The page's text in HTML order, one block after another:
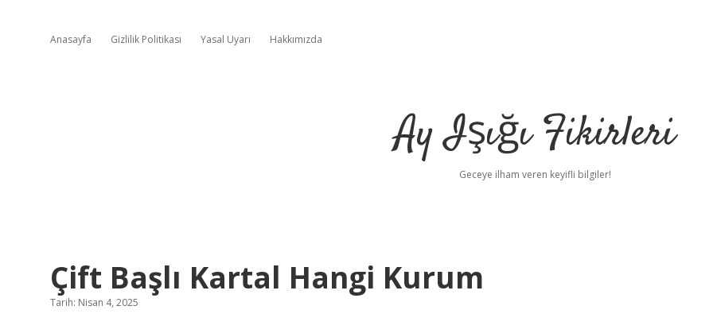
Anasayfa Gizlilik Politikası Yasal Uyarı Hakkımızda
Ay Işığı Fikirleri
Geceye ilham veren keyifli bilgiler!
Çift Başlı Kartal Hangi Kurum
Tarih: Nisan 4, 2025